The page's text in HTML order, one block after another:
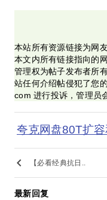
本站所有资源链接为网
本文内所有链接指向的
管理权为帖子发布者所
站任何介绍帖侵犯了您
com 进行投诉，管理员
夸克网盘80T扩
keyboard_arrow_left 【必看经典抗日..
最新回复